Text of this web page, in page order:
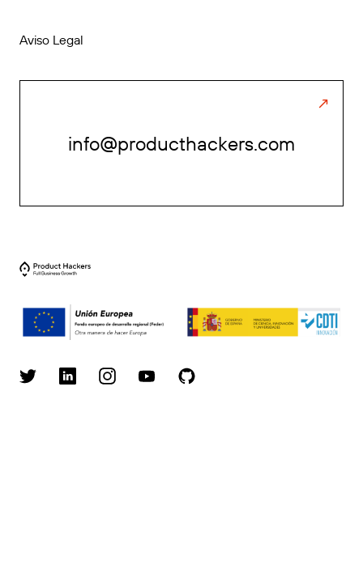
Aviso Legal
info@producthackers.com